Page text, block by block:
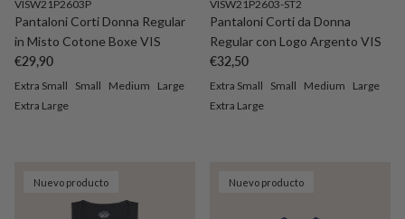
VISW21P2603P
Pantaloni Corti Donna Regular
in Misto Cotone Boxe VIS
Precio normal
€29,90
Extra Small Small Medium
Large
Extra Large
VISW21P2603-ST2
Pantaloni Corti da Donna
Regular con Logo Argento VIS
Precio normal
€32,50
Extra Small Small Medium
Large
Extra Large
Nuevo producto Nuevo producto